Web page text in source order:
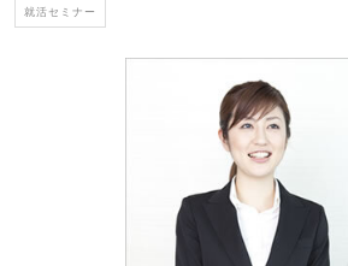
就活セミナー